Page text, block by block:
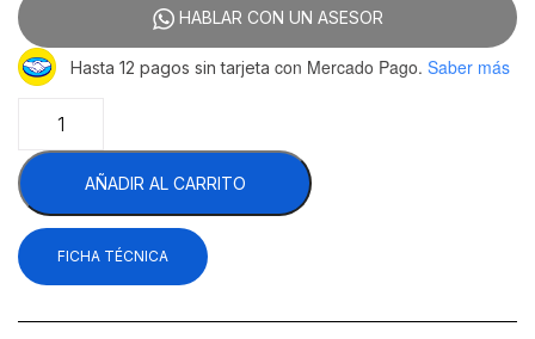
HABLAR CON UN ASESOR
Hasta 12 pagos sin tarjeta con Mercado Pago. Saber más
ADDC-
23
HC
Dispensador
Refrigerado
De
Cerveza
AÑADIR AL CARRITO
FICHA TÉCNICA